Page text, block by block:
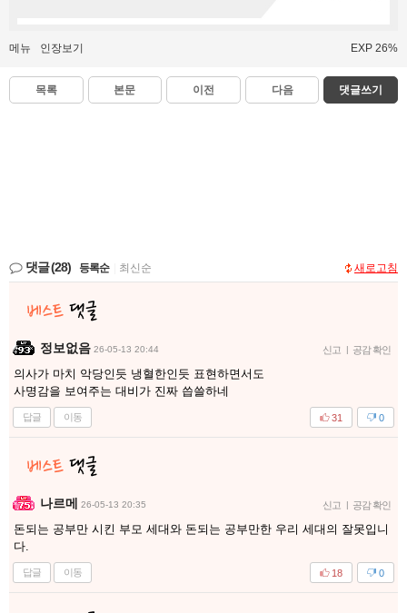
메뉴 인장보기 EXP 26%
목록 본문 이전 다음 댓글쓰기
댓글(28) 등록순 최신순 새로고침
정보없음 26-05-13 20:44 신고 | 공감 확인
의사가 마치 악당인듯 냉혈한인듯 표현하면서도
사명감을 보여주는 대비가 진짜 씁쓸하네
답글 이동 0
31
나르메 26-05-13 20:35 신고 | 공감 확인
돈되는 공부만 시킨 부모 세대와 돈되는 공부만한 우리 세대의 잘못입니
다.
답글 이동 0
18